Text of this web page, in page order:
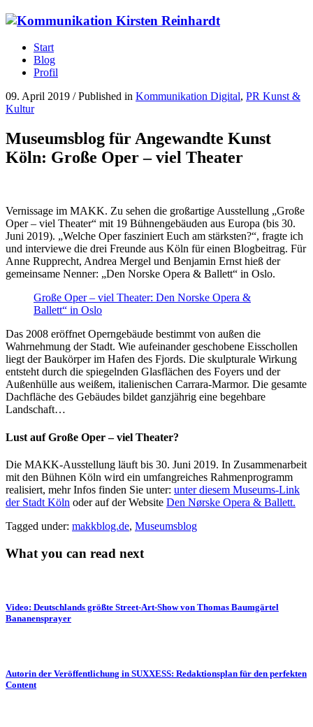
Start
Blog
Profil
09. April 2019 /Published in Kommunikation Digital, PR Kunst &
Kultur
Museumsblog für Angewandte Kunst
Köln: Große Oper – viel Theater
Vernissage im MAKK. Zu sehen die großartige Ausstellung „Große
Oper – viel Theater“ mit 19 Bühnengebäuden aus Europa (bis 30.
Juni 2019). „Welche Oper fasziniert Euch am stärksten?“, fragte ich
und interviewe die drei Freunde aus Köln für einen Blogbeitrag. Für
Anne Rupprecht, Andrea Mergel und Benjamin Ernst hieß der
gemeinsame Nenner: „Den Norske Opera & Ballett“ in Oslo.
Große Oper – viel Theater: Den Norske Opera &
Ballett“ in Oslo
Das 2008 eröffnet Operngebäude bestimmt von außen die
Wahrnehmung der Stadt. Wie aufeinander geschobene Eisschollen
liegt der Baukörper im Hafen des Fjords. Die skulpturale Wirkung
entsteht durch die spiegelnden Glasflächen des Foyers und der
Außenhülle aus weißem, italienischen Carrara-Marmor. Die gesamte
Dachfläche des Gebäudes bildet ganzjährig eine begehbare
Landschaft…
Lust aufGroße Oper – viel Theater?
Die MAKK-Ausstellung läuft bis 30. Juni 2019. In Zusammenarbeit
mit den Bühnen Köln wird ein umfangreiches Rahmenprogramm
realisiert, mehr Infos finden Sie unter: unter diesem Museums-Link
der Stadt Köln oder auf der Website Den Nørske Opera & Ballett.
Tagged under: makkblog.de, Museumsblog
What you can read next
Video: Deutschlands größte Street-Art-Show von Thomas Baumgärtel
Bananensprayer
Autorin der Veröffentlichung in SUXXESS: Redaktionsplan für den perfekten
Content